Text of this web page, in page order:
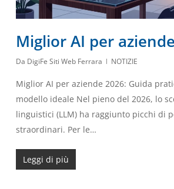
Miglior AI per
Da DigiFe Siti Web Ferrara NOTIZIE
Miglior AI per aziende 2026: Guida
modello ideale Nel pieno del 2026, lo
linguistici (LLM) ha raggiunto picchi di
straordinari. Per le…
Leggi di più